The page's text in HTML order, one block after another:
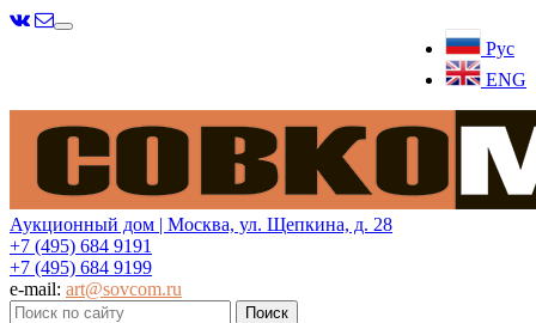
Рус
ENG
Меню
Аукционный дом | Москва, ул. Щепкина, д. 28
+7 (495) 684 9191
+7 (495) 684 9199
e-mail: art@sovcom.ru